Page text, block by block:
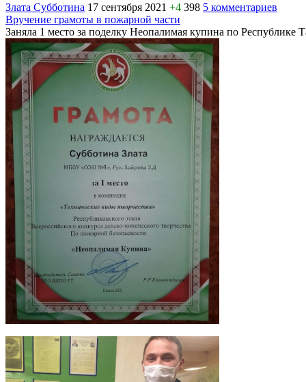
Злата Субботина 17 сентября 2021 +4 398 5 комментариев
Вручение грамоты в пожарной части
Заняла 1 место за поделку Неопалимая купина по Республике